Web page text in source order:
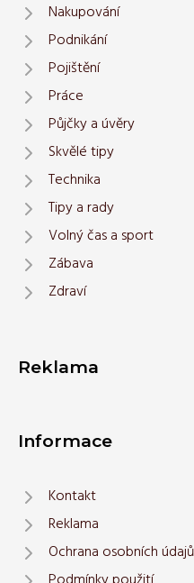
Nakupování
Podnikání
Pojištění
Práce
Půjčky a úvěry
Skvělé tipy
Technika
Tipy a rady
Volný čas a sport
Zábava
Zdraví
Reklama
Informace
Kontakt
Reklama
Ochrana osobních údajů